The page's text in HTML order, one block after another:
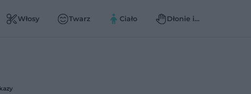
Włosy Twarz Ciało
Dłonie i